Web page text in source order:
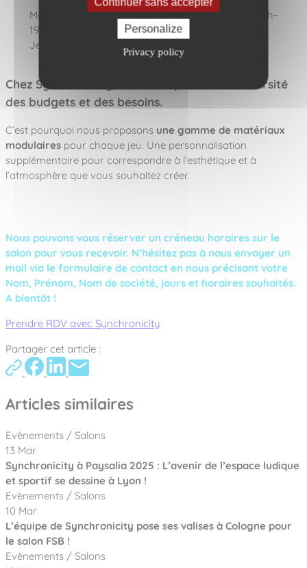
Personalize
Privacy policy
Mardi 08 octobre : 9h-19h | Mercredi 09 octobre : 9h-
19h |
Jeudi 10 octobre : 9h-17h
Chez Synchronicity, nous comprenons
la diversité
des budgets et des besoins.
C’est pourquoi nous proposons une gamme de matériaux
modulaires pour chaque jeu. Une personnalisation
supplémentaire pour correspondre à l’esthétique et à
l’atmosphère que vous souhaitez créer.
Nous pouvons vous réserver un créneau horaires sur le
salon pour vous recevoir. N’hésitez pas à nous envoyer un
mail via le formulaire de contact en nous précisant votre
Nom, Prénom, Nom de société, jours et horaires souhaités.
A bientôt !
Prendre RDV avec Synchronicity
Partager cet article :
Articles similaires
Evènements / Salons
13 Mar
Synchronicity à Paysalia 2025 : L’avenir de l’espace ludique
et sportif se dessine à Lyon !
Evènements / Salons
10 Mar
L’équipe de Synchronicity pose ses valises à Cologne pour
le salon FSB !
Evènements / Salons